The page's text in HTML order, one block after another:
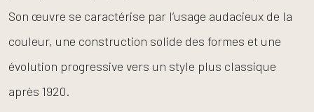
Son œuvre se caractérise par l’usage audacieux de la
couleur, une construction solide des formes et une
évolution progressive vers un style plus classique
après 1920.